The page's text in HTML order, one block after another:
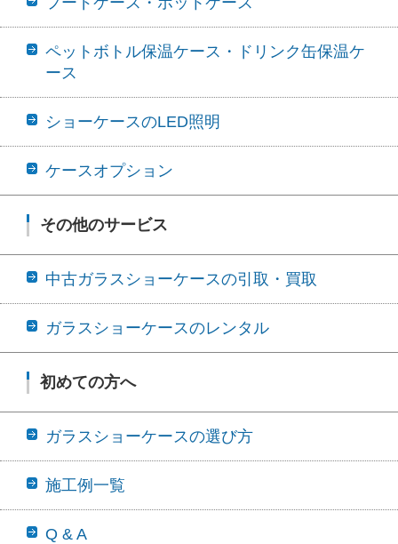
ペットボトル保温ケース・ドリンク缶保温ケ
ース
ショーケースのLED照明
ケースオプション
その他のサービス
中古ガラスショーケースの引取・買取
ガラスショーケースのレンタル
初めての方へ
ガラスショーケースの選び方
施工例一覧
Q & A